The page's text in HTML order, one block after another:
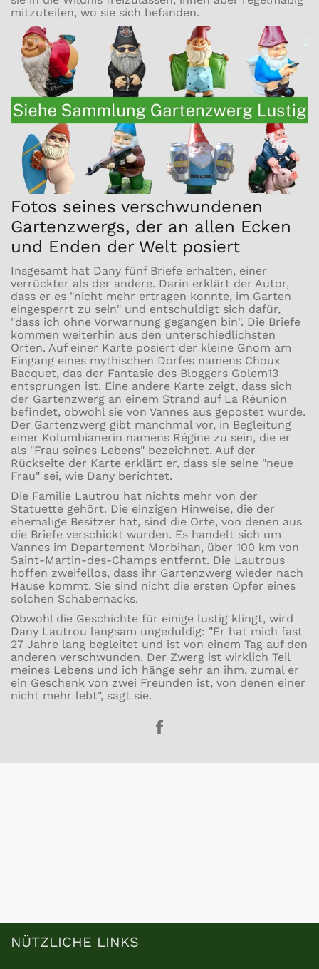
mitzuteilen, wo sie sich befanden.
Fotos seines verschwundenen
Gartenzwergs, der an allen Ecken
und Enden der Welt posiert
Insgesamt hat Dany fünf Briefe erhalten, einer
verrückter als der andere. Darin erklärt der Autor,
dass er es "nicht mehr ertragen konnte, im Garten
eingesperrt zu sein" und entschuldigt sich dafür,
"dass ich ohne Vorwarnung gegangen bin". Die Briefe
kommen weiterhin aus den unterschiedlichsten
Orten. Auf einer Karte posiert der kleine Gnom am
Eingang eines mythischen Dorfes namens Choux
Bacquet, das der Fantasie des Bloggers Golem13
entsprungen ist. Eine andere Karte zeigt, dass sich
der Gartenzwerg an einem Strand auf La Réunion
befindet, obwohl sie von Vannes aus gepostet wurde.
Der Gartenzwerg gibt manchmal vor, in Begleitung
einer Kolumbianerin namens Régine zu sein, die er
als "Frau seines Lebens" bezeichnet. Auf der
Rückseite der Karte erklärt er, dass sie seine "neue
Frau" sei, wie Dany berichtet.
Die Familie Lautrou hat nichts mehr von der
Statuette gehört. Die einzigen Hinweise, die der
ehemalige Besitzer hat, sind die Orte, von denen aus
die Briefe verschickt wurden. Es handelt sich um
Vannes im Departement Morbihan, über 100 km von
Saint-Martin-des-Champs entfernt. Die Lautrous
hoffen zweifellos, dass ihr Gartenzwerg wieder nach
Hause kommt. Sie sind nicht die ersten Opfer eines
solchen Schabernacks.
Obwohl die Geschichte für einige lustig klingt, wird
Dany Lautrou langsam ungeduldig: "Er hat mich fast
27 Jahre lang begleitet und ist von einem Tag auf den
anderen verschwunden. Der Zwerg ist wirklich Teil
meines Lebens und ich hänge sehr an ihm, zumal er
ein Geschenk von zwei Freunden ist, von denen einer
nicht mehr lebt", sagt sie.
Teile
NÜTZLICHE LINKS